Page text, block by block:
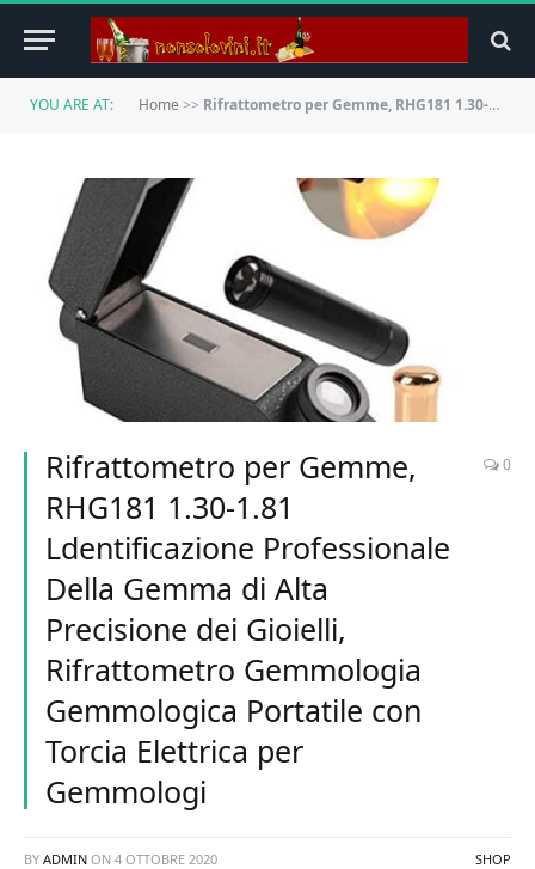
YOU ARE AT: Home >> Rifrattometro per Gemme, RHG181 1.30-1.81 Ldentificazione Professionale Della Gemma di Alta Precisione dei Gioielli, Rifrattometro Gemmologia Gemmologica Portatile con Torcia Elettrica per Gemmologi
Rifrattometro per Gemme,
RHG181 1.30-1.81
Ldentificazione Professionale
Della Gemma di Alta
Precisione dei Gioielli,
Rifrattometro Gemmologia
Gemmologica Portatile con
Torcia Elettrica per
Gemmologi
0
BY ADMIN ON 4 OTTOBRE 2020 SHOP